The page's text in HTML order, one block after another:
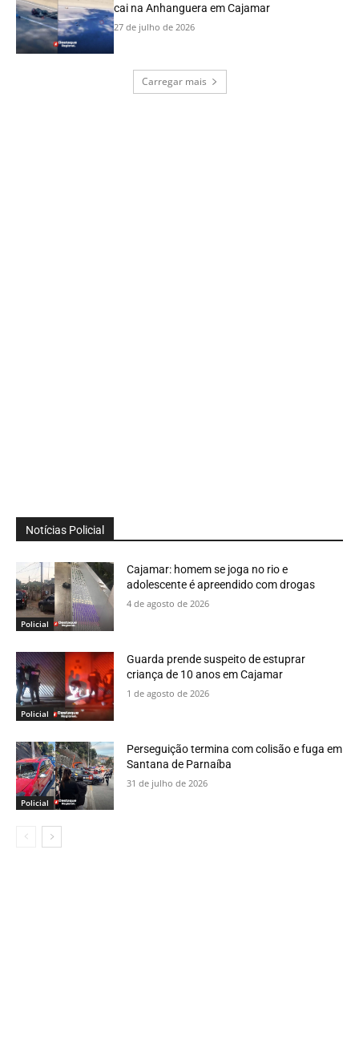
cai na Anhanguera em Cajamar
27 de julho de 2026
Carregar mais
Notícias Policial
Policial
Cajamar: homem se joga no rio e
adolescente é apreendido com drogas
4 de agosto de 2026
Policial
Guarda prende suspeito de estuprar
criança de 10 anos em Cajamar
1 de agosto de 2026
Policial
Perseguição termina com colisão e fuga em
Santana de Parnaíba
31 de julho de 2026